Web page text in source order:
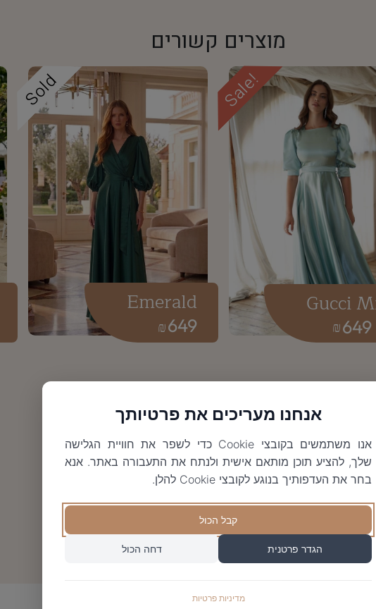
מוצרים קשורים
Sale!
649
₪
Gucci
Sold
649
₪
Emerald
אנחנו מעריכים את פרטיותך
אנו משתמשים בקובצי Cookie כדי לשפר את חוויית הגלישה
שלך, להציע תוכן מותאם אישית ולנתח את התעבורה באתר. אנא
בחר את העדפותיך בנוגע לקובצי Cookie להלן.
קבל הכול
הגדר פרטנית דחה הכול
מדיניות פרטיות